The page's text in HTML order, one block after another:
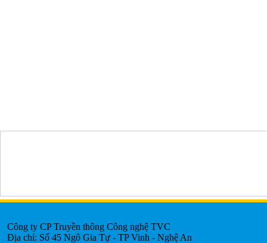
Công ty CP Truyền thông Công nghệ TVC
Địa chỉ: Số 45 Ngô Gia Tự - TP Vinh - Nghệ An